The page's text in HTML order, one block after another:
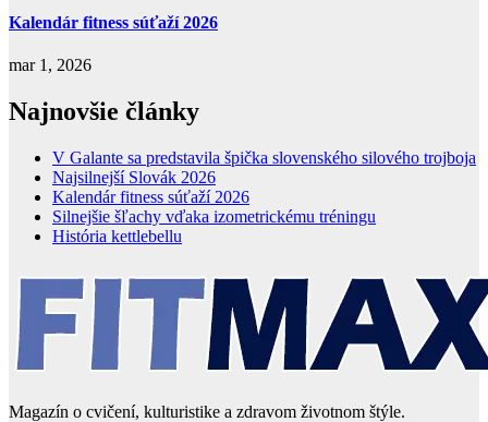
Kalendár fitness súťaží 2026
mar 1, 2026
Najnovšie články
V Galante sa predstavila špička slovenského silového trojboja
Najsilnejší Slovák 2026
Kalendár fitness súťaží 2026
Silnejšie šľachy vďaka izometrickému tréningu
História kettlebellu
Magazín o cvičení, kulturistike a zdravom životnom štýle.